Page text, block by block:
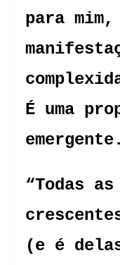
para mim,
É uma
“Todas
(e é